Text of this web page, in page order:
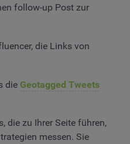
follow-up Post zur
die Links von
die Geotagged Tweets
die zu Ihrer Seite führen,
messen. Sie